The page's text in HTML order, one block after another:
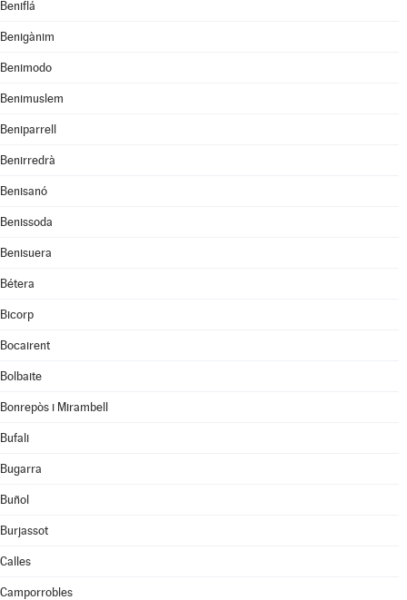
Beniflá
Benigànim
Benimodo
Benimuslem
Beniparrell
Benirredrà
Benisanó
Benissoda
Benisuera
Bétera
Bicorp
Bocairent
Bolbaite
Bonrepòs i Mirambell
Bufali
Bugarra
Buñol
Burjassot
Calles
Camporrobles